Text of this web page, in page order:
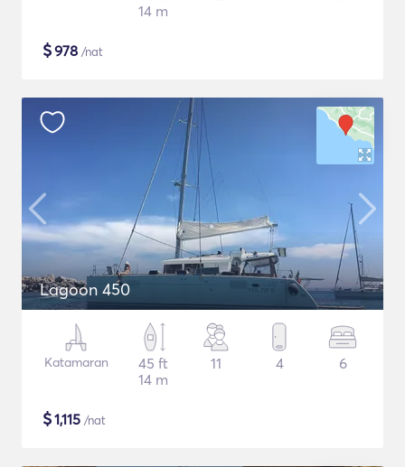
14 m
$978 /nat
Lagoon 450
Katamaran
45 ft
14 m
11 4 6
$1,115 /nat